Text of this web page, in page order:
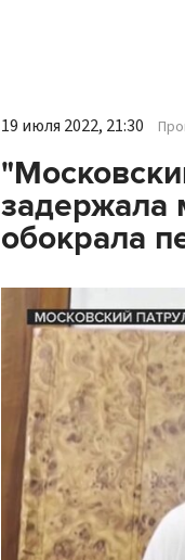
19 июля 2022, 21:30
задержала
обокрала